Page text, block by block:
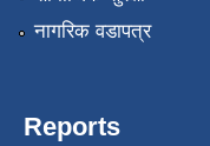
नागरिक वडापत्र
Reports